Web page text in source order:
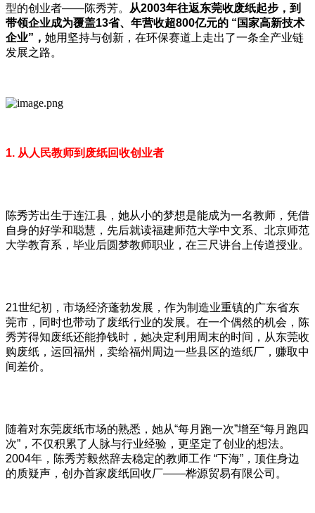
型的创业者——陈秀芳。
从2003年往返东莞收废纸起步，到
带领企业成为覆盖13省、年营收超800亿元的 “国家高新技术
企业”， 她用坚持与创新，在环保赛道上走出了一条全产业链
发展之路。
1. 从人民教师到废纸回收创业者
陈秀芳出生于连江县，她从小的梦想是能成为一名教师，凭借
自身的好学和聪慧，先后就读福建师范大学中文系、北京师范
大学教育系，毕业后圆梦教师职业，在三尺讲台上传道授业。
21世纪初，市场经济蓬勃发展，作为制造业重镇的广东省东
莞市，同时也带动了废纸行业的发展。在一个偶然的机会，陈
秀芳得知废纸还能挣钱时，她决定利用周末的时间，从东莞收
购废纸，运回福州，卖给福州周边一些县区的造纸厂，赚取中
间差价。
随着对东莞废纸市场的熟悉，她从“每月跑一次”增至“每月跑四
次”，不仅积累了人脉与行业经验，更坚定了创业的想法。
2004年，陈秀芳毅然辞去稳定的教师工作 “下海”，顶住身边
的质疑声，创办首家废纸回收厂——桦源贸易有限公司。